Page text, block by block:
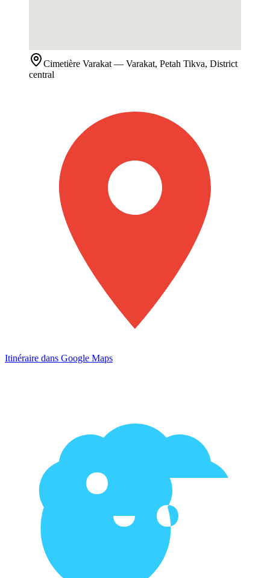
Cimetière Varakat — Varakat, Petah Tikva, District
central
Itinéraire dans Google Maps